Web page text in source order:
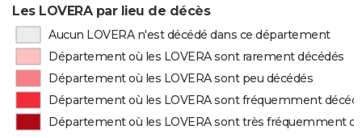
Les LOVERA par lieu de décès
Aucun LOVERA n'est décédé dans ce département
Département où les LOVERA sont rarement décédés
Département où les LOVERA sont peu décédés
Département où les LOVERA sont fréquemment
Département où les LOVERA sont très fréquemment